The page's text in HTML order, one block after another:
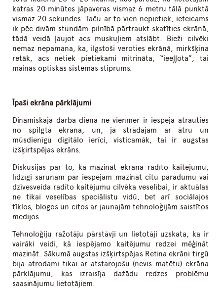
katras 20 minūtes jāpaveras vismaz 6 metru tālā punktā
vismaz 20 sekundes. Taču ar to vien nepietiek, ieteicams
ik pēc divām stundām pilnībā pārtraukt skatīties ekrānā,
tādā veidā ļaujot acs muskuļiem atslābt. Bieži cilvēki
nemaz nepamana, ka, ilgstoši veroties ekrānā, mirkšķina
retāk, acs netiek pietiekami mitrināta, “ieeļļota”, tai
mainās optiskās sistēmas stiprums.
Īpaši ekrāna pārklājumi
Dinamiskajā darba dienā ne vienmēr ir iespēja atrauties
no spilgtā ekrāna, un, ja strādājam ar ātru un
mūsdienīgu digitālo ierīci, visticamāk, tai ir augstas
izšķirtspējas ekrāns.
Diskusijas par to, kā mazināt ekrāna radīto kaitējumu,
līdzīgi sarunām par iespējām mazināt citu paradumu vai
dzīvesveida radīto kaitējumu cilvēka veselībai, ir aktuālas
ne tikai veselības speciālistu vidū, bet arī sociālajos
tīklos, blogos un citos ar jaunajām tehnoloģijām saistītos
medijos.
Tehnoloģiju ražotāju pārstāvji un lietotāji uzskata, ka ir
vairāki veidi, kā iespējamo kaitējumu redzei mēģināt
mazināt. Sākumā augstas izšķirtspējas Retina ekrāni tirgū
bija atrodami tikai ar atstarojošu (nevis matētu) ekrāna
pārklājumu, kas izraisīja dažādu redzes problēmu
saasinājumu lietotājiem.